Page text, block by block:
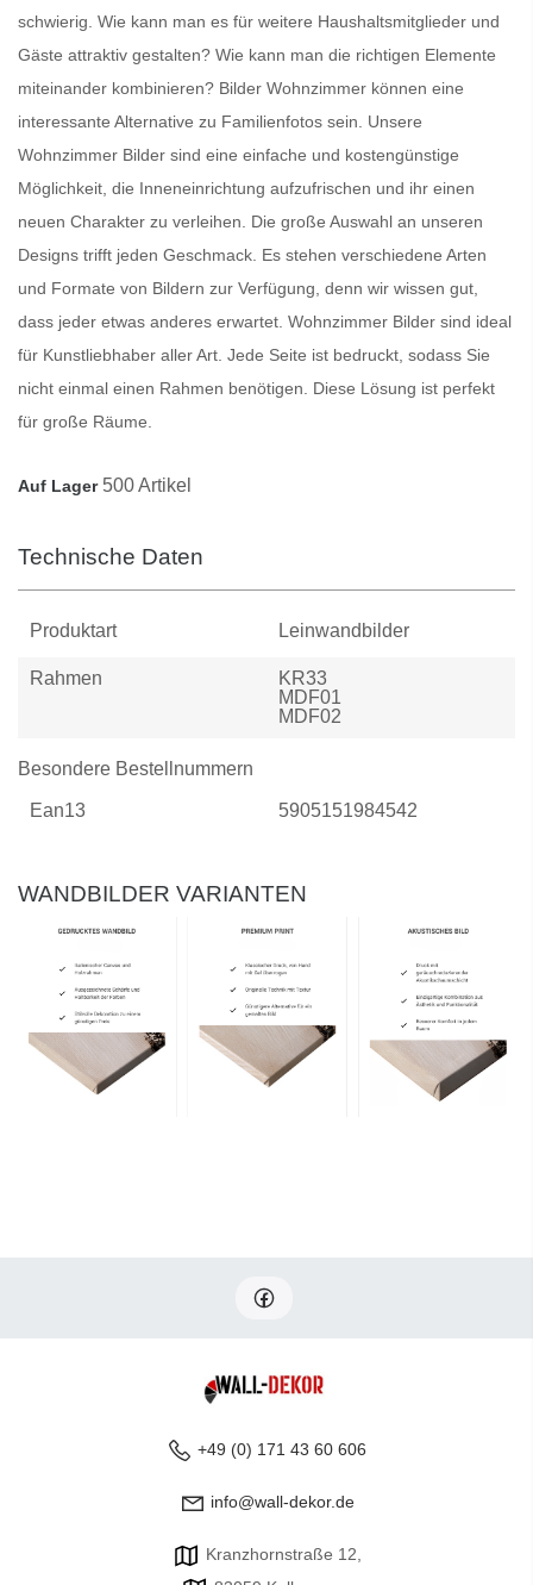
schwierig. Wie kann man es für weitere Haushaltsmitglieder und
Gäste attraktiv gestalten? Wie kann man die richtigen Elemente
miteinander kombinieren? Bilder Wohnzimmer können eine
interessante Alternative zu Familienfotos sein. Unsere
Wohnzimmer Bilder sind eine einfache und kostengünstige
Möglichkeit, die Inneneinrichtung aufzufrischen und ihr einen
neuen Charakter zu verleihen. Die große Auswahl an unseren
Designs trifft jeden Geschmack. Es stehen verschiedene Arten
und Formate von Bildern zur Verfügung, denn wir wissen gut,
dass jeder etwas anderes erwartet. Wohnzimmer Bilder sind ideal
für Kunstliebhaber aller Art. Jede Seite ist bedruckt, sodass Sie
nicht einmal einen Rahmen benötigen. Diese Lösung ist perfekt
für große Räume.
Auf Lager 500 Artikel
Technische Daten
Produktart Leinwandbilder
Rahmen
KR33
MDF01
MDF02
Besondere Bestellnummern
Ean13 5905151984542
WANDBILDER VARIANTEN
+49 (0) 171 43 60 606
info@wall-dekor.de
Kranzhornstraße 12,